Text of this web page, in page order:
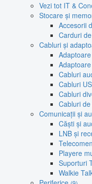
Vezi tot IT &
Stocare și
Accesorii
Carduri
Cabluri și
Cabluri
Cabluri
Cabluri
Cabluri
Comunicații și
Căști și
LNB și
Playere
Suporturi
Walkie